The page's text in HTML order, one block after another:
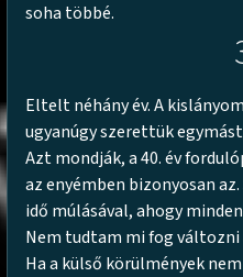
soha többé.
Eltelt néhány év. A
ugyanúgy szerettük
Azt mondják, a 40. év
az enyémben bizonyosan
idő múlásával, ahogy
Nem tudtam mi fog változni
Ha a külső körülmények